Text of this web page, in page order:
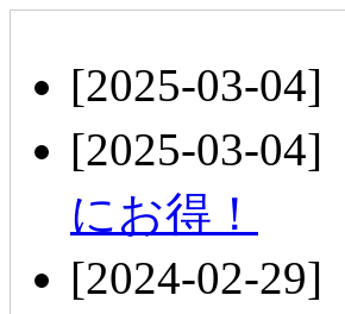
[2025-03-04]
[2025-03-04]
にお得！
[2024-02-29]